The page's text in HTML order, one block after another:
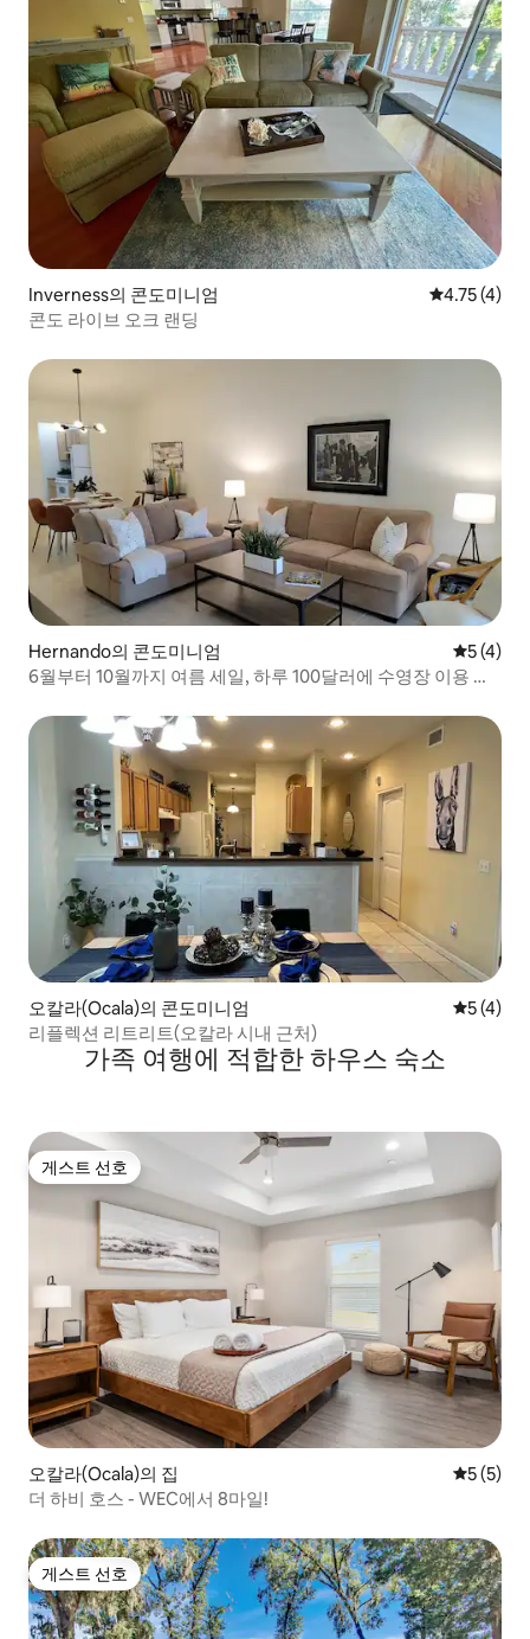
Inverness의 콘도미니엄 평점 4.75점
4.75 (4)
콘도 라이브 오크 랜딩
Hernando의 콘도미니엄 평점 5점
5 (4)
6월부터 10월까지 여름 세일, 하루 100달러에 수영장 이용 가
오칼라(Ocala)의 콘도미니엄 평점 5점
5 (4)
리플렉션 리트리트(오칼라 시내 근처)
가족 여행에 적합한 하우스 숙소
게스트 선호
게스트 선호
오칼라(Ocala)의 집 평점 5점
5 (5)
더 하비 호스 - WEC에서 8마일!
게스트 선호
게스트 선호